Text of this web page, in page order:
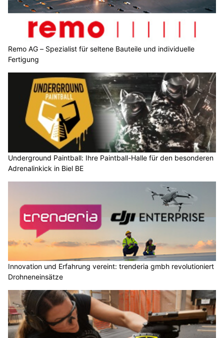
Remo AG – Spezialist für seltene Bauteile und individuelle
Fertigung
Underground Paintball: Ihre Paintball-Halle für den besonderen
Adrenalinkick in Biel BE
Innovation und Erfahrung vereint: trenderia gmbh revolutioniert
Drohneneinsätze